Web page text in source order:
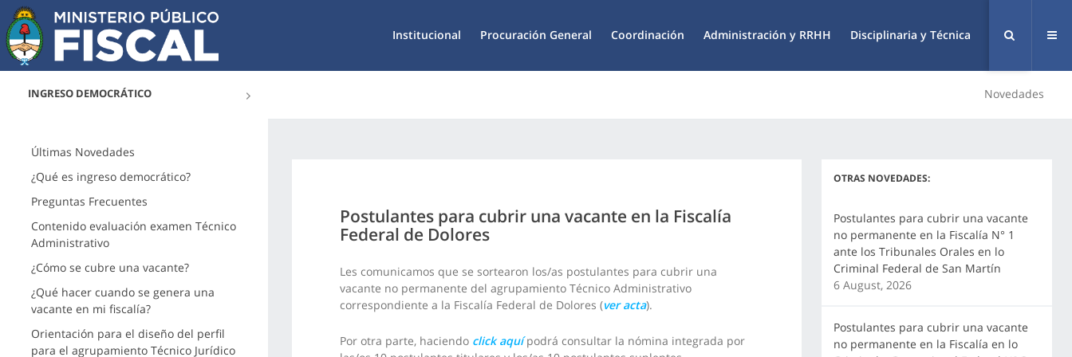
Institucional Procuración General Coordinación Administración y RRHH Disciplinaria y Técnica
INGRESO DEMOCRÁTICO Novedades
Últimas Novedades
¿Qué es ingreso democrático?
Preguntas Frecuentes
Contenido evaluación examen Técnico
Administrativo
¿Cómo se cubre una vacante?
¿Qué hacer cuando se genera una
vacante en mi fiscalía?
Orientación para el diseño del perfil
para el agrupamiento Técnico Jurídico
Postulantes para cubrir una vacante en la Fiscalía
Federal de Dolores
Les comunicamos que se sortearon los/as postulantes para cubrir una
vacante no permanente del agrupamiento Técnico Administrativo
correspondiente a la Fiscalía Federal de Dolores (ver acta).
Por otra parte, haciendo click aquípodrá consultar la nómina integrada por
OTRAS NOVEDADES:
Postulantes para cubrir una vacante
no permanente en la Fiscalía N° 1
ante los Tribunales Orales en lo
Criminal Federal de San Martín
6 August, 2026
Postulantes para cubrir una vacante
no permanente en la Fiscalía en lo